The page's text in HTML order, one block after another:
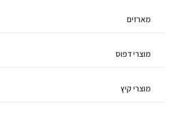
מארזים
מוצרי דפוס
מוצרי קיץ